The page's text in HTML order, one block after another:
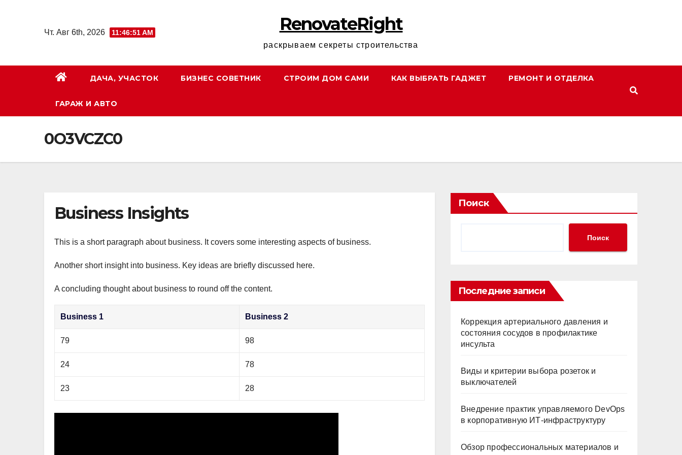
содержимому
Чт. Авг 6th, 2026 11:46:52 AM RenovateRight
раскрываем секреты строительства
ДАЧА, УЧАСТОК БИЗНЕС СОВЕТНИК СТРОИМ ДОМ САМИ КАК ВЫБРАТЬ ГАДЖЕТ РЕМОНТ И ОТДЕЛКА
ГАРАЖ И АВТО
0O3VCZC0
Business Insights
This is a short paragraph about business. It covers some interesting aspects of business.
Another short insight into business. Key ideas are briefly discussed here.
A concluding thought about business to round off the content.
Business 1 Business 2
79 98
24 78
23 28
Поиск
Поиск
Последние записи
Коррекция артериального давления и
состояния сосудов в профилактике
инсульта
Виды и критерии выбора розеток и
выключателей
Внедрение практик управляемого DevOps
в корпоративную ИТ-инфраструктуру
Обзор профессиональных материалов и